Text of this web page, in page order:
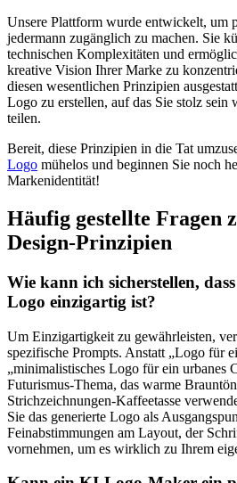
Unsere Plattform wurde entwickelt, um
jedermann zugänglich zu machen. Sie
technischen Komplexitäten und
kreative Vision Ihrer Marke zu
diesen wesentlichen Prinzipien
Logo zu erstellen, auf das Sie stolz sein
teilen.
Bereit, diese Prinzipien in die Tat
Logo mühelos und beginnen Sie noch
Markenidentität!
Häufig gestellte Fragen
Design-Prinzipien
Wie kann ich sicherstellen,
Logo einzigartig ist?
Um Einzigartigkeit zu gewährleisten,
spezifische Prompts. Anstatt „Logo für
„minimalistisches Logo für ein urbanes
Futurismus-Thema, das warme
Strichzeichnungen-Kaffeetasse
Sie das generierte Logo als
Feinabstimmungen am Layout, der
vornehmen, um es wirklich zu Ihrem